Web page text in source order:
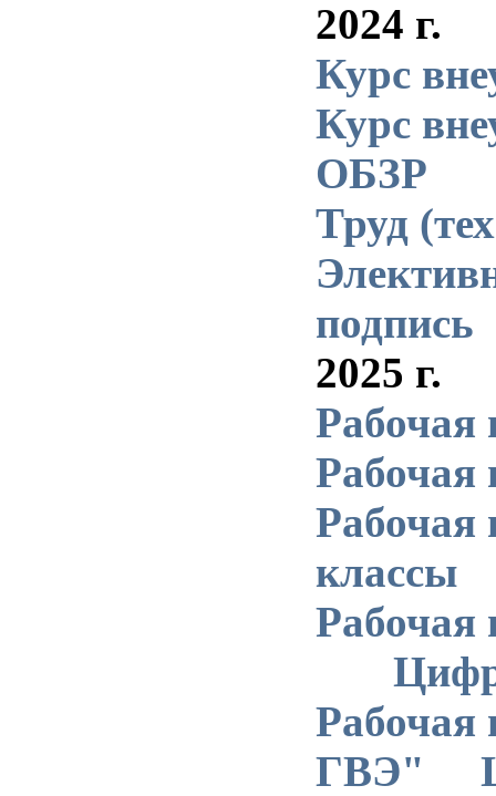
2024 г.
Курс
Курс
ОБЗР
Труд
подпись
2025 г.
Рабочая
Рабочая
Рабочая
классы
Рабочая
Рабочая
ГВЭ"